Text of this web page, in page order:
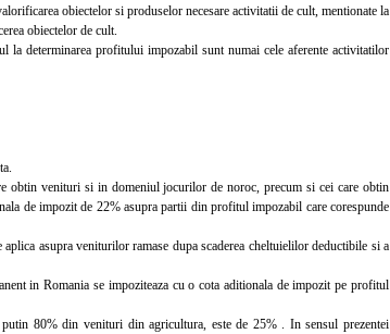
obiectelor si produselor necesare activitatii de cult, mentionate la
obiectelor de cult.
determinarea profitului impozabil sunt numai cele aferente activitatilor
venituri si in domeniul jocurilor de noroc, precum si cei care obtin
de impozit de 22% asupra partii din profitul impozabil care corespunde
asupra veniturilor ramase dupa scaderea cheltuielilor deductibile si a
in Romania se impoziteaza cu o cota aditionala de impozit pe profitul
80% din venituri din agricultura, este de 25% . In sensul prezentei